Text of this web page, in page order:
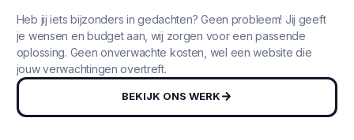
Heb jij iets bijzonders in gedachten? Geen probleem! Jij geeft
je wensen en budget aan, wij zorgen voor een passende
oplossing. Geen onverwachte kosten, wel een website die
jouw verwachtingen overtreft.
BEKIJK ONS WERK